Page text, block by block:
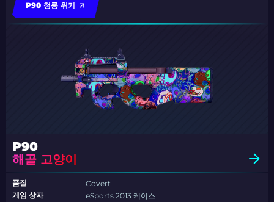
P90 청룡 위키
P90
해골 고양이
품질
Covert
게임 상자
eSports 2013 케이스